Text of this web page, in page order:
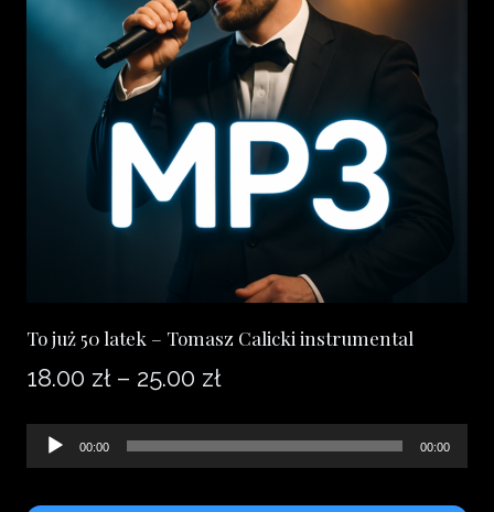
To już 50 latek – Tomasz Calicki instrumental
18.00 zł – 25.00 złZakres
cen:
od
18.00 zł
Odtwarzacz
plików
dźwiękowych
00:00 00:00